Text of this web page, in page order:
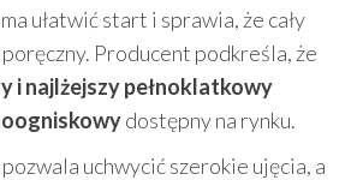
ułatwić start i sprawia, że cały
Producent podkreśla, że
i najlżejszy pełnoklatkowy
dostępny na rynku.
uchwycić szerokie ujęcia, a